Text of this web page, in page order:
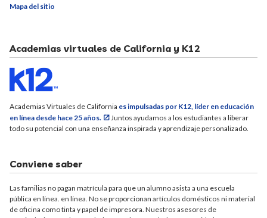
Mapa del sitio
Academias virtuales de California y K12
Academias Virtuales de California es impulsadas por K12, líder en educación
en línea desde hace 25 años.
Juntos ayudamos a los estudiantes a liberar
todo su potencial con una enseñanza inspirada y aprendizaje personalizado.
Conviene saber
Las familias no pagan matrícula para que un alumno asista a una escuela
pública en línea. en línea. No se proporcionan artículos domésticos ni material
de oficina como tinta y papel de impresora. Nuestros asesores de